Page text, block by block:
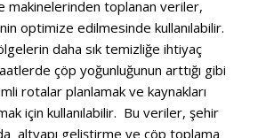
makinelerinden toplanan veriler,
optimize edilmesinde kullanılabilir.
daha sık temizliğe ihtiyaç
çöp yoğunluğunun arttığı gibi
rotalar planlamak ve kaynakları
için kullanılabilir. Bu veriler, şehir
altyapı geliştirme ve çöp toplama